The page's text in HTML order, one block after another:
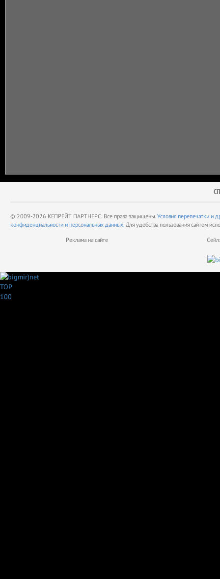
© 2009-2026 КЕПРЕЙТ ПАРТНЕРС. Все права защищены. Условия перепечатки и
конфиденциальности и персональных данных. Для удобства пользования сайтом
Реклама на сайте